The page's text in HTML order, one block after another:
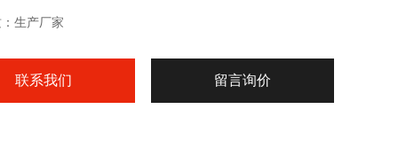
生产厂家
联系我们 留言询价